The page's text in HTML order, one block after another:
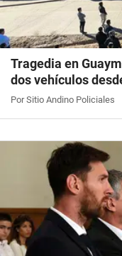
Tragedia en
dos vehículos
Por Sitio Andino Policiales